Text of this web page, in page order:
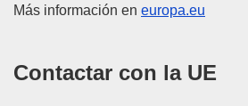
Más información en europa.eu
Contactar con la UE